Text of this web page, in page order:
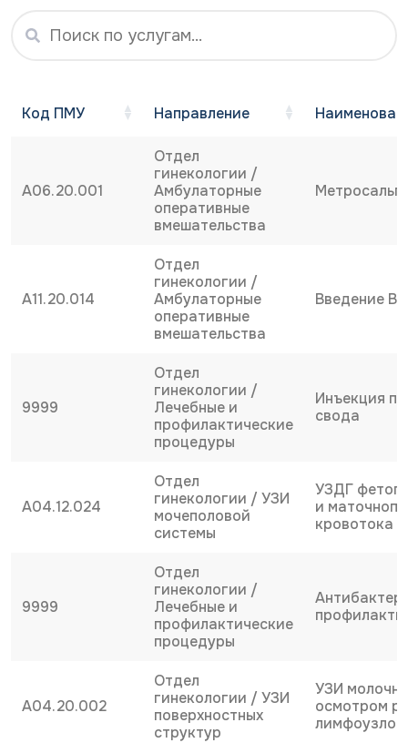
Код ПМУ Направление
A06.20.001
Отдел
гинекологии /
Амбулаторные
оперативные
вмешательства
A11.20.014
Отдел
гинекологии /
Амбулаторные
оперативные
вмешательства
Введение
9999
Отдел
гинекологии /
Лечебные и
профилактические
процедуры
Инъекция
свода
A04.12.024
Отдел
гинекологии / УЗИ
мочеполовой
системы
УЗДГ
и
кровотока
9999
Отдел
гинекологии /
Лечебные и
профилактические
процедуры
A04.20.002
Отдел
гинекологии / УЗИ
поверхностных
структур
УЗИ
осмотром
лимфоузлов